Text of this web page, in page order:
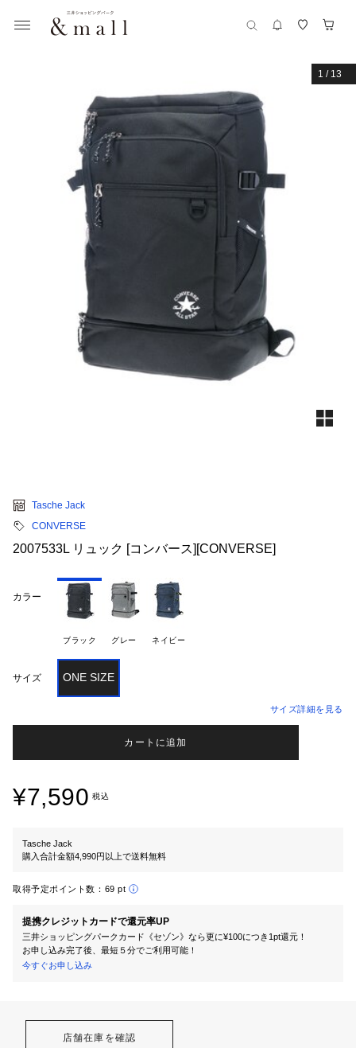
1 / 13
Tasche Jack
CONVERSE
2007533L リュック [コンバース][CONVERSE]
カラー
ブラック グレー ネイビー
サイズ ONE SIZE
サイズ詳細を見る
カートに追加
¥7,590 税込
Tasche Jack
購入合計金額4,990円以上で送料無料
取得予定ポイント数： 69 pt
提携クレジットカードで還元率UP
三井ショッピングパークカード《セゾン》なら更に¥100につき1pt還元！
お申し込み完了後、最短５分でご利用可能！
今すぐお申し込み
店舗在庫を確認